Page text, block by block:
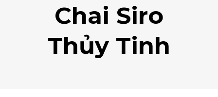
Chai Siro
Thủy Tinh